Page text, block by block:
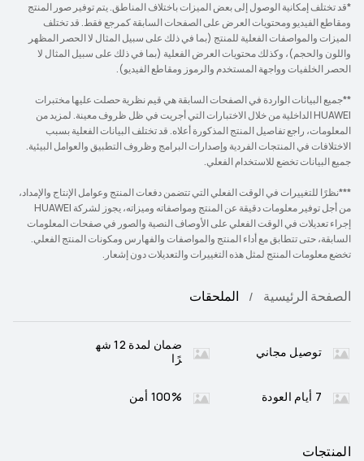
*قد تختلف إمكانية الوصول إلى بعض الميزات باختلاف المناطق. يتم توفير صور المنتج
ومقاطع الفيديو ومحتويات العرض على الصفحات السابقة كمرجع فقط. قد تختلف
الميزات والمواصفات الفعلية للمنتج (بما في ذلك على سبيل المثال لا الحصر المظهر
واللون والحجم)، وكذلك محتويات العرض الفعلية (بما في ذلك على سبيل المثال لا
الحصر الخلفيات وواجهة المستخدم والرموز ومقاطع الفيديو).
**جميع البيانات الواردة في الصفحات السابقة هي قيم نظرية حصلت عليها مختبرات
HUAWEI الداخلية من خلال الاختبارات التي أجريت في ظل ظروف معينة. لمزيد من
المعلومات، راجع تفاصيل المنتج المذكورة أعلاه. قد تختلف البيانات الفعلية بسبب
الاختلافات في المنتجات الفردية وإصدارات البرامج وظروف التطبيق والعوامل البيئية.
جميع البيانات تخضع للاستخدام الفعلي.
***نظرًا للتغييرات في الوقت الفعلي التي تتضمن دفعات المنتج وعوامل الإنتاج والإمداد،
من أجل توفير معلومات دقيقة عن المنتج ومواصفاته وميزاته، يجوز لشركة HUAWEI
إجراء تعديلات في الوقت الفعلي على الأوصاف النصية والصور في صفحات المعلومات
السابقة، حتى تتطابق مع أداء المنتج والمواصفات والفهارس ومكونات المنتج الفعلي.
تخضع معلومات المنتج لمثل هذه التغييرات والتعديلات دون إشعار.
الصفحة الرئيسية الملحقات
توصيل مجاني
ضمان لمدة 12 شه
رًا
7 أيام العودة 100% أمن
المنتجات